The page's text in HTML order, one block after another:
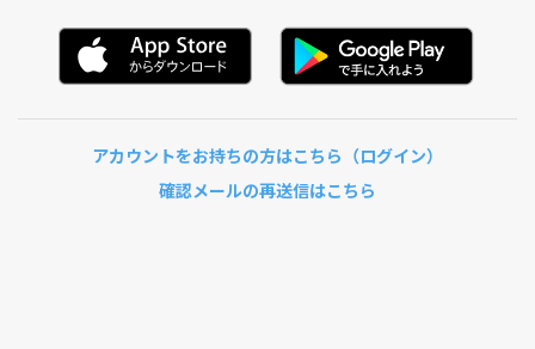
アカウントをお持ちの方はこちら（ログイン）
確認メールの再送信はこちら